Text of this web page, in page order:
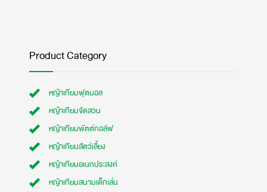
Product Category
หญ้าเทียมฟุตบอล
หญ้าเทียมจัดสวน
หญ้าเทียมพัตต์กอล์ฟ
หญ้าเทียมสัตว์เลี้ยง
หญ้าเทียมอเนกประสงค์
หญ้าเทียมสนามเด็กเล่น